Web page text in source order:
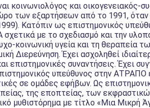
κοινωνιολόγος και
των εξαρτήσεων από το 1991,
Kατόπιν ως επιστημονικός
με το σχεδιασμό και την
κοινωνική υγεία και τη θεραπεία
Διερεύνηση. Έχει ασχοληθεί
επιστημονικές συναντήσεις. Έχει
υπεύθυνος στην ΑΤΡΑΠΟ
σε ομάδες εφήβων. Ως
της εποπτείας, των
μυθιστόρημα με τίτλο «Μια